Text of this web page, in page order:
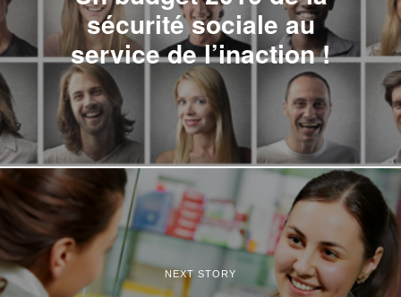
sécurité sociale au
service de l’inaction !
NEXT STORY